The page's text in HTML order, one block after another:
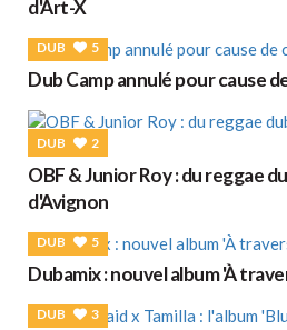
d'Art-X
DUB 5
Dub Camp annulé pour cause
DUB 2
OBF & Junior Roy : du reggae
d'Avignon
DUB 5
Dubamix : nouvel album 'À
DUB 3